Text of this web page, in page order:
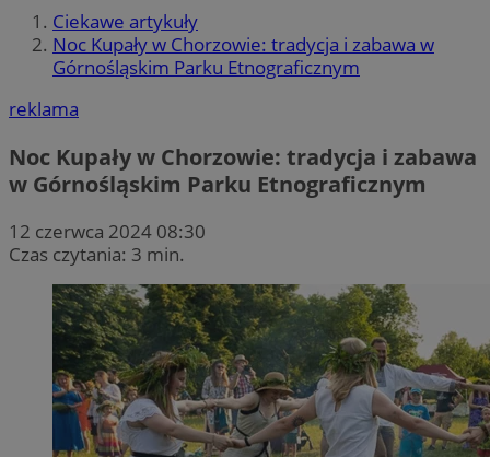
Ciekawe artykuły
Noc Kupały w Chorzowie: tradycja i zabawa w
Górnośląskim Parku Etnograficznym
reklama
Noc Kupały w Chorzowie: tradycja i zabawa
w Górnośląskim Parku Etnograficznym
12 czerwca 2024 08:30
Czas czytania: 3 min.